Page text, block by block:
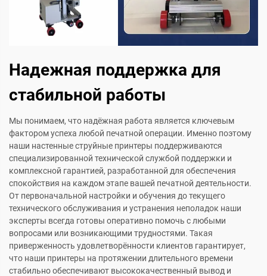
Надежная поддержка для
стабильной работы
Мы понимаем, что надёжная работа является ключевым
фактором успеха любой печатной операции. Именно поэтому
наши настенные струйные принтеры поддерживаются
специализированной технической службой поддержки и
комплексной гарантией, разработанной для обеспечения
спокойствия на каждом этапе вашей печатной деятельности.
От первоначальной настройки и обучения до текущего
технического обслуживания и устранения неполадок наши
эксперты всегда готовы оперативно помочь с любыми
вопросами или возникающими трудностями. Такая
приверженность удовлетворённости клиентов гарантирует,
что наши принтеры на протяжении длительного времени
стабильно обеспечивают высококачественный вывод и